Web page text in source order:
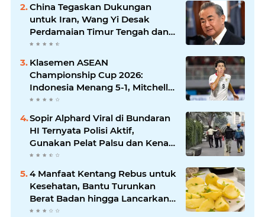
China Tegaskan Dukungan
untuk Iran, Wang Yi Desak
Perdamaian Timur Tengah dan
Soroti Ketegangan dengan AS
Klasemen ASEAN
Championship Cup 2026:
Indonesia Menang 5-1, Mitchell
Baker Hattrick dan Puncaki Top
Skor
Sopir Alphard Viral di Bundaran
HI Ternyata Polisi Aktif,
Gunakan Pelat Palsu dan Kena
Tilang
4 Manfaat Kentang Rebus untuk
Kesehatan, Bantu Turunkan
Berat Badan hingga Lancarkan
Pencernaan